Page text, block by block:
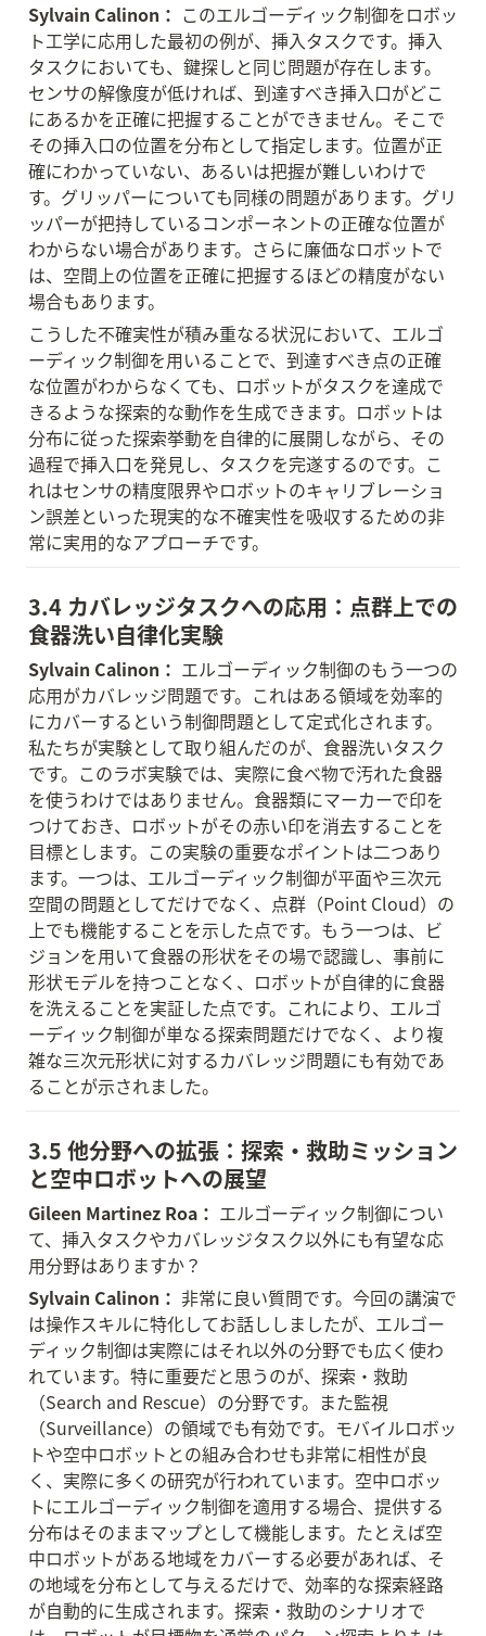
Sylvain Calinon： このエルゴーディック制御をロボッ
ト工学に応用した最初の例が、挿入タスクです。挿入
タスクにおいても、鍵探しと同じ問題が存在します。
センサの解像度が低ければ、到達すべき挿入口がどこ
にあるかを正確に把握することができません。そこで
その挿入口の位置を分布として指定します。位置が正
確にわかっていない、あるいは把握が難しいわけで
す。グリッパーについても同様の問題があります。グリ
ッパーが把持しているコンポーネントの正確な位置が
わからない場合があります。さらに廉価なロボットで
は、空間上の位置を正確に把握するほどの精度がない
場合もあります。
こうした不確実性が積み重なる状況において、エルゴ
ーディック制御を用いることで、到達すべき点の正確
な位置がわからなくても、ロボットがタスクを達成で
きるような探索的な動作を生成できます。ロボットは
分布に従った探索挙動を自律的に展開しながら、その
過程で挿入口を発見し、タスクを完遂するのです。こ
れはセンサの精度限界やロボットのキャリブレーショ
ン誤差といった現実的な不確実性を吸収するための非
常に実用的なアプローチです。
3.4 カバレッジタスクへの応用：点群上での
食器洗い自律化実験
Sylvain Calinon： エルゴーディック制御のもう一つの
応用がカバレッジ問題です。これはある領域を効率的
にカバーするという制御問題として定式化されます。
私たちが実験として取り組んだのが、食器洗いタスク
です。このラボ実験では、実際に食べ物で汚れた食器
を使うわけではありません。食器類にマーカーで印を
つけておき、ロボットがその赤い印を消去することを
目標とします。この実験の重要なポイントは二つあり
ます。一つは、エルゴーディック制御が平面や三次元
空間の問題としてだけでなく、点群（Point Cloud）の
上でも機能することを示した点です。もう一つは、ビ
ジョンを用いて食器の形状をその場で認識し、事前に
形状モデルを持つことなく、ロボットが自律的に食器
を洗えることを実証した点です。これにより、エルゴ
ーディック制御が単なる探索問題だけでなく、より複
雑な三次元形状に対するカバレッジ問題にも有効であ
ることが示されました。
3.5 他分野への拡張：探索・救助ミッション
と空中ロボットへの展望
Gileen Martinez Roa： エルゴーディック制御につい
て、挿入タスクやカバレッジタスク以外にも有望な応
用分野はありますか？
Sylvain Calinon： 非常に良い質問です。今回の講演で
は操作スキルに特化してお話ししましたが、エルゴー
ディック制御は実際にはそれ以外の分野でも広く使わ
れています。特に重要だと思うのが、探索・救助
（Search and Rescue）の分野です。また監視
（Surveillance）の領域でも有効です。モバイルロボッ
トや空中ロボットとの組み合わせも非常に相性が良
く、実際に多くの研究が行われています。空中ロボッ
トにエルゴーディック制御を適用する場合、提供する
分布はそのままマップとして機能します。たとえば空
中ロボットがある地域をカバーする必要があれば、そ
の地域を分布として与えるだけで、効率的な探索経路
が自動的に生成されます。探索・救助のシナリオで